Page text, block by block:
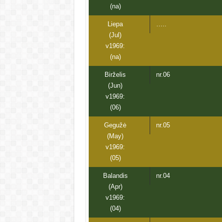
(na)
Liepa
(Jul)
v1969:
(na)
…..
Birželis
(Jun)
v1969:
(06)
nr.06
Gegužė
(May)
v1969:
(05)
nr.05
Balandis
(Apr)
v1969:
(04)
nr.04